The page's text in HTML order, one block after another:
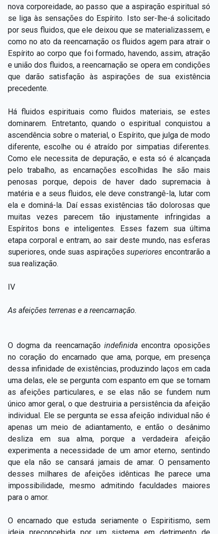
nova corporeidade, ao passo que a aspiração espiritual só
se liga às sensações do Espírito. Isto ser-lhe-á solicitado
por seus fluidos, que ele deixou que se materializassem, e
como no ato da reencarnação os fluidos agem para atrair o
Espírito ao corpo que foi formado, havendo, assim, atração
e união dos fluidos, a reencarnação se opera em condições
que darão satisfação às aspirações de sua existência
precedente.
Há fluidos espirituais como fluidos materiais, se estes
dominarem. Entretanto, quando o espiritual conquistou a
ascendência sobre o material, o Espírito, que julga de modo
diferente, escolhe ou é atraído por simpatias diferentes.
Como ele necessita de depuração, e esta só é alcançada
pelo trabalho, as encarnações escolhidas lhe são mais
penosas porque, depois de haver dado supremacia à
matéria e a seus fluidos, ele deve constrangê-la, lutar com
ela e dominá-la. Daí essas existências tão dolorosas que
muitas vezes parecem tão injustamente infringidas a
Espíritos bons e inteligentes. Esses fazem sua última
etapa corporal e entram, ao sair deste mundo, nas esferas
superiores, onde suas aspirações superiores encontrarão a
sua realização.
IV
As afeições terrenas e a reencarnação.
O dogma da reencarnação indefinidaencontra oposições
no coração do encarnado que ama, porque, em presença
dessa infinidade de existências, produzindo laços em cada
uma delas, ele se pergunta com espanto em que se tornam
as afeições particulares, e se elas não se fundem num
único amor geral, o que destruiria a persistência da afeição
individual. Ele se pergunta se essa afeição individual não é
apenas um meio de adiantamento, e então o desânimo
desliza em sua alma, porque a verdadeira afeição
experimenta a necessidade de um amor eterno, sentindo
que ela não se cansará jamais de amar. O pensamento
desses milhares de afeições idênticas lhe parece uma
impossibilidade, mesmo admitindo faculdades maiores
para o amor.
O encarnado que estuda seriamente o Espiritismo, sem